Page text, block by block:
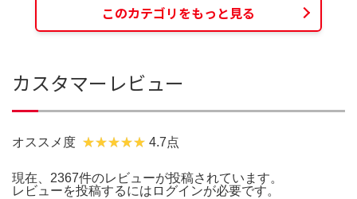
このカテゴリをもっと見る
カスタマーレビュー
オススメ度 4.7点
現在、2367件のレビューが投稿されています。
レビューを投稿するには ログインが必要です。